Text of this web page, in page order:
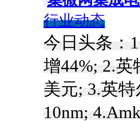
行业动态
今日头条：
增44%; 2.英
美元; 3.英
10nm;